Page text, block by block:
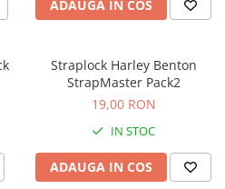
/
ADAUGA IN COS
Straplock Harley Benton
StrapMaster Pack2
19,00 RON
IN STOC
ADAUGA IN COS